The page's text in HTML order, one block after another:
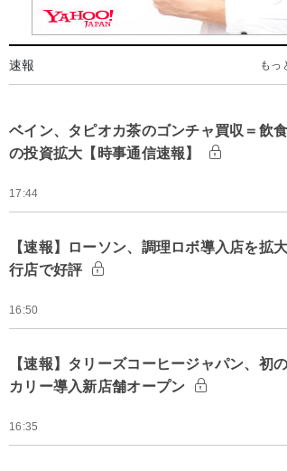
速報 もっ
ベイン、タピオカ茶のゴンチャ買収＝飲
の投資拡大【時事通信速報】
17:44
【速報】ローソン、調理ロボ導入店を拡
行店で好評
16:50
【速報】タリーズコーヒージャパン、初
カリー導入新店舗オープン
16:35